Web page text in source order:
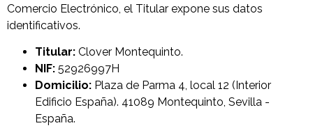
Comercio Electrónico, el Titular expone sus datos
identificativos.
Titular: Clover Montequinto.
NIF: 52926997H
Domicilio: Plaza de Parma 4, local 12 (Interior
Edificio España). 41089 Montequinto, Sevilla -
España.